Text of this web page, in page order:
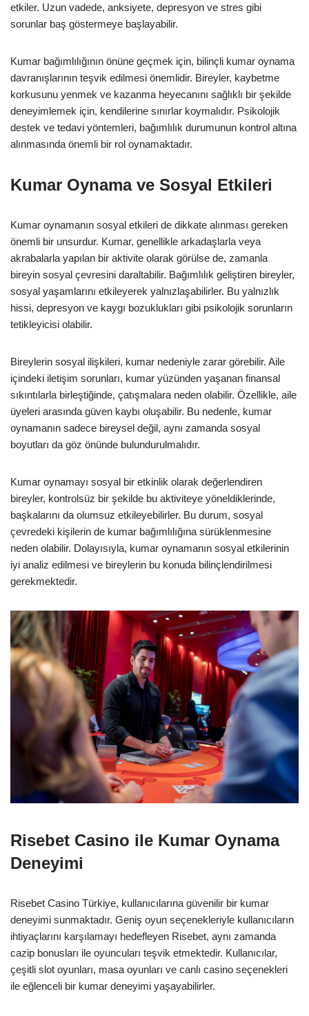
etkiler. Uzun vadede, anksiyete, depresyon ve stres gibi
sorunlar baş göstermeye başlayabilir.
Kumar bağımlılığının önüne geçmek için, bilinçli kumar oynama
davranışlarının teşvik edilmesi önemlidir. Bireyler, kaybetme
korkusunu yenmek ve kazanma heyecanını sağlıklı bir şekilde
deneyimlemek için, kendilerine sınırlar koymalıdır. Psikolojik
destek ve tedavi yöntemleri, bağımlılık durumunun kontrol altına
alınmasında önemli bir rol oynamaktadır.
Kumar Oynama ve Sosyal Etkileri
Kumar oynamanın sosyal etkileri de dikkate alınması gereken
önemli bir unsurdur. Kumar, genellikle arkadaşlarla veya
akrabalarla yapılan bir aktivite olarak görülse de, zamanla
bireyin sosyal çevresini daraltabilir. Bağımlılık geliştiren bireyler,
sosyal yaşamlarını etkileyerek yalnızlaşabilirler. Bu yalnızlık
hissi, depresyon ve kaygı bozuklukları gibi psikolojik sorunların
tetikleyicisi olabilir.
Bireylerin sosyal ilişkileri, kumar nedeniyle zarar görebilir. Aile
içindeki iletişim sorunları, kumar yüzünden yaşanan finansal
sıkıntılarla birleştiğinde, çatışmalara neden olabilir. Özellikle, aile
üyeleri arasında güven kaybı oluşabilir. Bu nedenle, kumar
oynamanın sadece bireysel değil, aynı zamanda sosyal
boyutları da göz önünde bulundurulmalıdır.
Kumar oynamayı sosyal bir etkinlik olarak değerlendiren
bireyler, kontrolsüz bir şekilde bu aktiviteye yöneldiklerinde,
başkalarını da olumsuz etkileyebilirler. Bu durum, sosyal
çevredeki kişilerin de kumar bağımlılığına sürüklenmesine
neden olabilir. Dolayısıyla, kumar oynamanın sosyal etkilerinin
iyi analiz edilmesi ve bireylerin bu konuda bilinçlendirilmesi
gerekmektedir.
Risebet Casino ile Kumar Oynama
Deneyimi
Risebet Casino Türkiye, kullanıcılarına güvenilir bir kumar
deneyimi sunmaktadır. Geniş oyun seçenekleriyle kullanıcıların
ihtiyaçlarını karşılamayı hedefleyen Risebet, aynı zamanda
cazip bonusları ile oyuncuları teşvik etmektedir. Kullanıcılar,
çeşitli slot oyunları, masa oyunları ve canlı casino seçenekleri
ile eğlenceli bir kumar deneyimi yaşayabilirler.